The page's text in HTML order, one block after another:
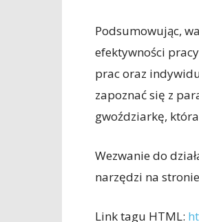
Podsumowując,
efektywności
prac oraz
zapoznać się z
gwoździarkę,
Wezwanie do
narzędzi na
Link tagu HTML: